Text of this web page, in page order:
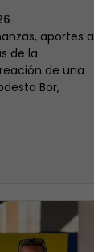
aportes a
de la
de una
Bor,